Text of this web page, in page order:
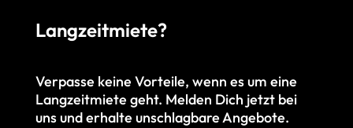
Langzeitmiete?
Verpasse keine Vorteile, wenn es um eine
Langzeitmiete geht. Melden Dich jetzt bei
uns und erhalte unschlagbare Angebote.